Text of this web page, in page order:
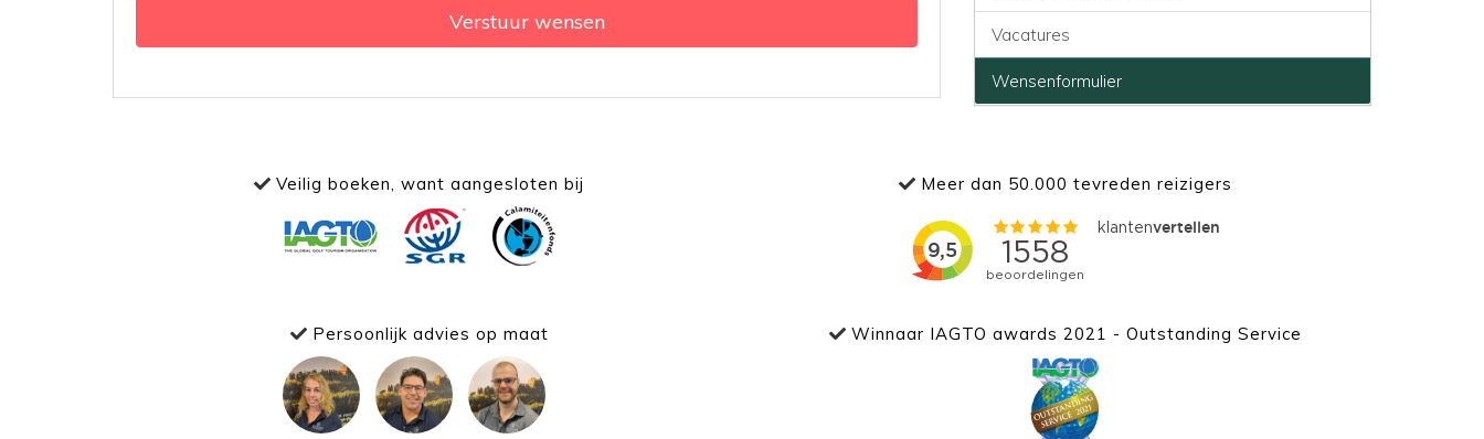
Verstuur wensen
Vacatures
Wensenformulier
Veilig boeken, want aangesloten bij Meer dan 50.000 tevreden reizigers
Persoonlijk advies op maat Winnaar IAGTO awards 2021 - Outstanding Service